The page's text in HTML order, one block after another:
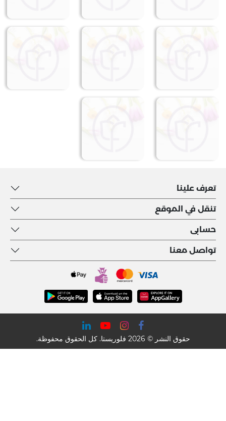
تعرف علينا
تنقل في الموقع
حسابى
تواصل معنا
حقوق النشر © 2026 فلوريستا. كل الحقوق محفوظة.